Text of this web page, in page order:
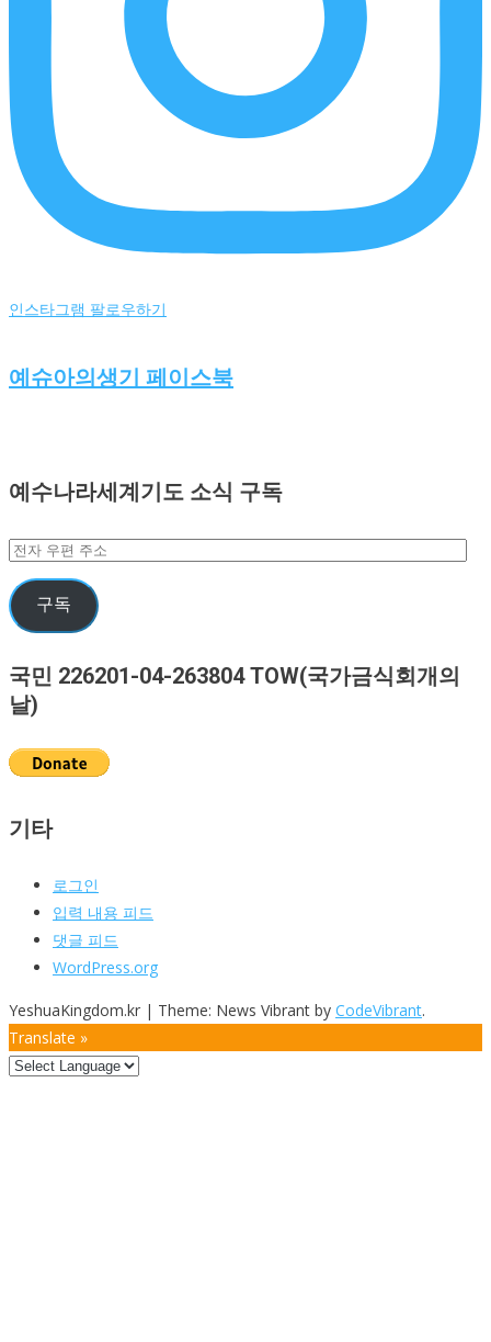
인스타그램 팔로우하기
예슈아의생기 페이스북
예수나라세계기도 소식 구독
전
우
편
소
구독
국민 226201-04-263804 TOW(국가금식회개의
날)
기타
로그인
입력 내용 피드
댓글 피드
WordPress.org
YeshuaKingdom.kr | Theme: News Vibrant by CodeVibrant.
Translate »